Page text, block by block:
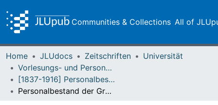
Communities & Collections All of
Home JLUdocs Zeitschriften
Universität
Vorlesungs- und Personalverzeichnis / Justus-Liebig-Universität Gießen
[1837-1916] Personalbestand / Verzeichnis der Studirenden der Großherzoglich Hessischen Ludwigs-Universität zu Giessen
Personalbestand der Großherzoglich Hessischen Ludwigs-Universität zu Giessen : Winterhalbjahr 1907/1908